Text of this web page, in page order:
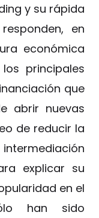
y su rápida
en
económica
principales
que
abrir nuevas
de reducir la
explicar su
en el
han sido